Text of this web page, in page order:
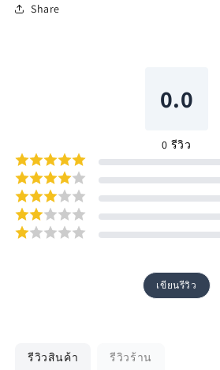
Share
0.0
0 รีวิว
เขียนรีวิว
รีวิวสินค้า รีวิวร้าน